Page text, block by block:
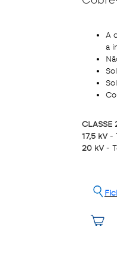
A
a
CLASSE
17,5 kV-
20 kV-